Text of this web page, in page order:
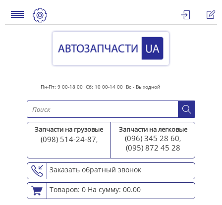
Пн-Пт: 9 00-18 00 Сб: 10 00-14 00 Вс - Выходной
Запчасти на грузовые
(098) 514-24-87,
Запчасти на легковые
(096) 345 28 60,
(095) 872 45 28
Заказать обратный звонок
Товаров: 0 На сумму: 00.00